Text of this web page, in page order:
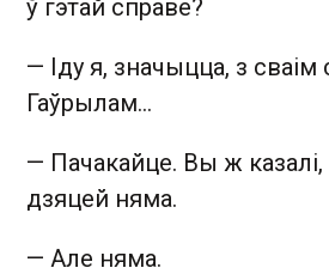
ў гэтай справе?
— Іду я, значыцца, з
Гаўрылам...
— Пачакайце. Вы ж
дзяцей няма.
— Але няма.